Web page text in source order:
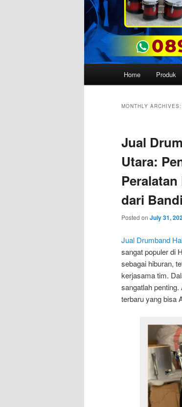
Home Produk
MONTHLY ARCHIVES:
Jual
Utara:
dari
Posted on July 31,
Jual Drumband
sangat populer di
sebagai hiburan,
kerjasama tim.
sangatlah
terbaru yang bisa